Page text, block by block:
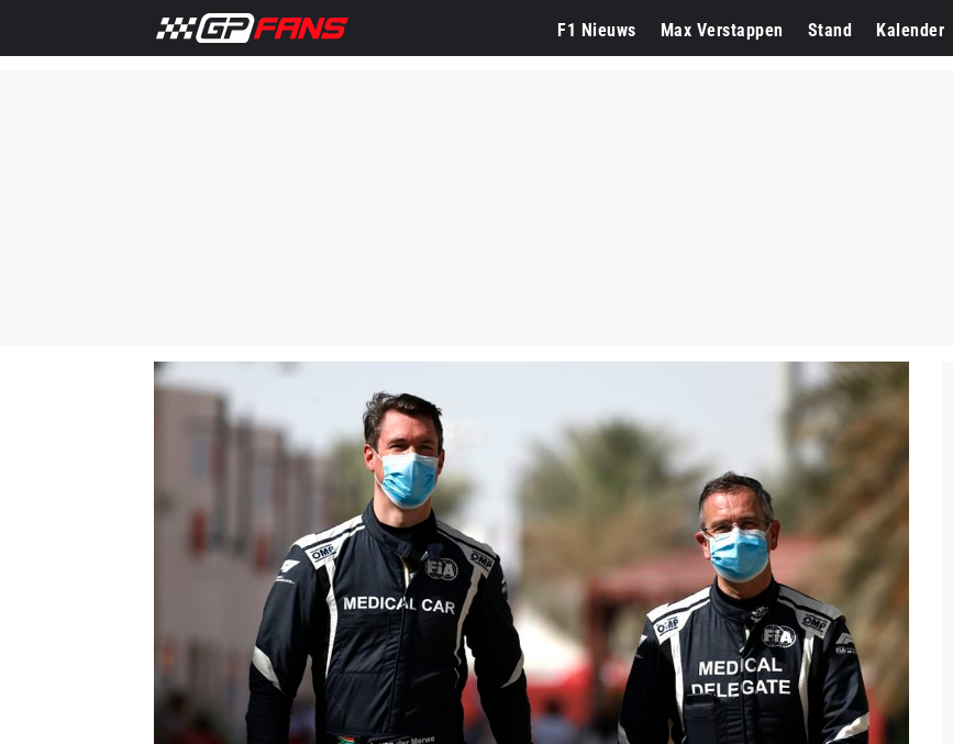
F1 Nieuws Max Verstappen Stand Kalender